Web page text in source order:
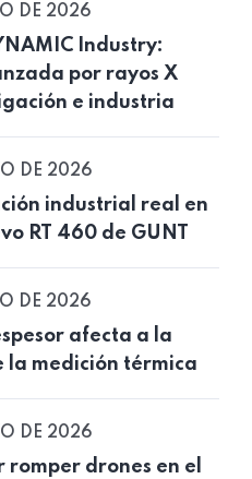
DE 2026
Industry:
por rayos X
e industria
DE 2026
industrial real en
RT 460 de GUNT
DE 2026
afecta a la
la medición térmica
DE 2026
romper drones en el